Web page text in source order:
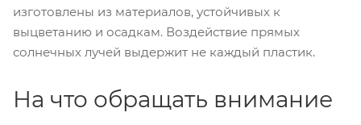
изготовлены из материалов, устойчивых к
выцветанию и осадкам. Воздействие прямых
солнечных лучей выдержит не каждый пластик.
На что обращать внимание